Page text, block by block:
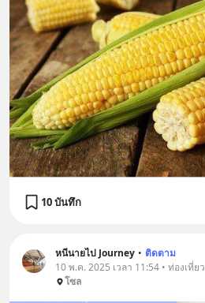
10 บันทึก
หนีนายไป Journey • ติดตาม
10 พ.ค. 2025 เวลา 11:54 • ท่องเที่ยว
โซล